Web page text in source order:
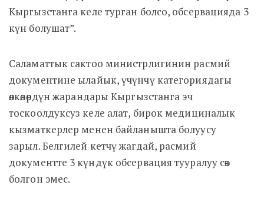
Кыргызстанга келе турган болсо, обсервацияда 3
күн болушат”.
Саламаттык сактоо министрлигинин расмий
документине ылайык, үчүнчү категориядагы
өлкөлөрдүн жарандары Кыргызстанга эч
тоскоолдуксуз келе алат, бирок медициналык
кызматкерлер менен байланышта болуусу
зарыл. Белгилей кетчү жагдай, расмий
документте 3 күндүк обсервация тууралуу сөз
болгон эмес.